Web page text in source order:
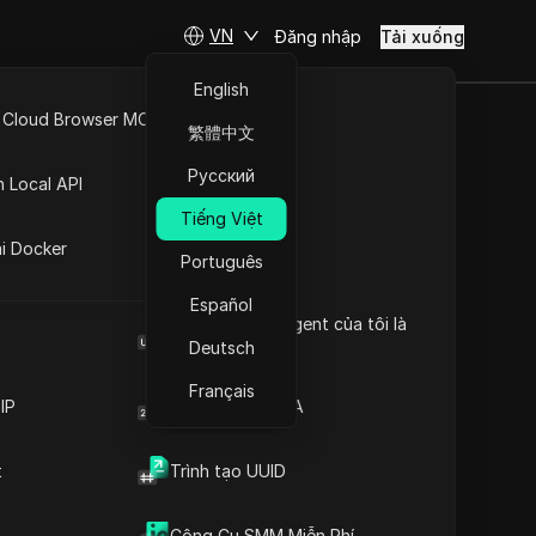
Browser User Agent của tôi là
Trình tạo mã 2FA
Trình tạo UUID
Browser MCP
Local API
Docker
VN
English
繁體中文
Русский
Tiếng Việt
Português
Español
Deutsch
Français
Đăng nhập Tải xuống
Bị Hack
Giới thiệu nội dung